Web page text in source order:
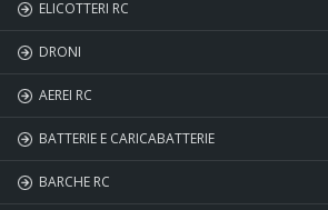
ELICOTTERI RC
DRONI
AEREI RC
BATTERIE E CARICABATTERIE
BARCHE RC